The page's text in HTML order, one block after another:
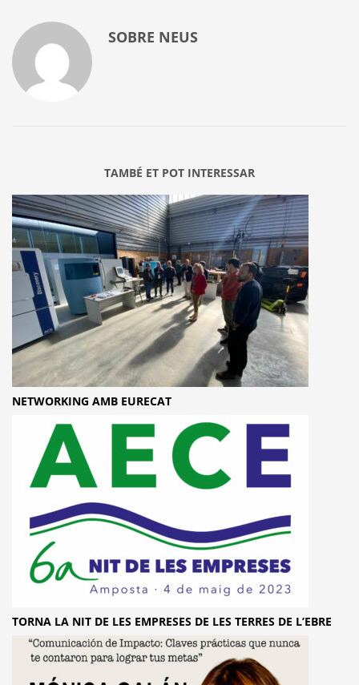
SOBRE NEUS
TAMBÉ ET POT INTERESSAR
NETWORKING AMB EURECAT
TORNA LA NIT DE LES EMPRESES DE LES TERRES DE L’EBRE